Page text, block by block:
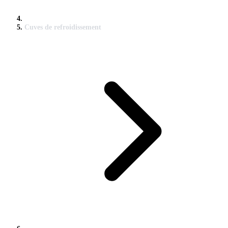
Cuves de refroidissement